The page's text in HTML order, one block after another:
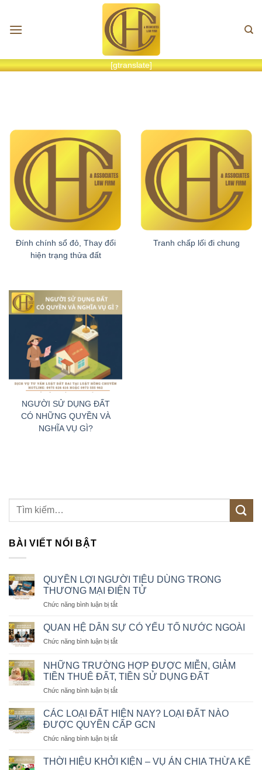
nội
[gtranslate]
Cấp đổi sổ đỏ
Đính chính sổ đỏ, Thay đổi
hiện trạng thửa đất
Tranh chấp lối đi chung
NGƯỜI SỬ DỤNG ĐẤT
CÓ NHỮNG QUYỀN VÀ
NGHĨA VỤ GÌ?
BÀI VIẾT NỔI BẬT
QUYỀN LỢI NGƯỜI TIÊU DÙNG TRONG
THƯƠNG MẠI ĐIỆN TỬ
Chức năng bình luận bị tắtở
LỢI
NGƯỜI
TIÊU
TRONG
THƯƠNG
ĐIỆN
QUAN HỆ DÂN SỰ CÓ YẾU TỐ NƯỚC NGOÀI
Chức năng bình luận bị tắtở
HỆ
DÂN
SỰ
CÓ
TỐ
NƯỚC
NGOÀI
NHỮNG TRƯỜNG HỢP ĐƯỢC MIỄN, GIẢM
TIỀN THUÊ ĐẤT, TIỀN SỬ DỤNG ĐẤT
Chức năng bình luận bị tắtở
TRƯỜNG
HỢP
ĐƯỢC
MIỄN,
TIỀN
CÁC LOẠI ĐẤT HIỆN NAY? LOẠI ĐẤT NÀO
ĐƯỢC QUYỀN CẤP GCN
Chức năng bình luận bị tắtở
LOẠI
THỜI HIỆU KHỞI KIỆN – VỤ ÁN CHIA THỪA KẾ